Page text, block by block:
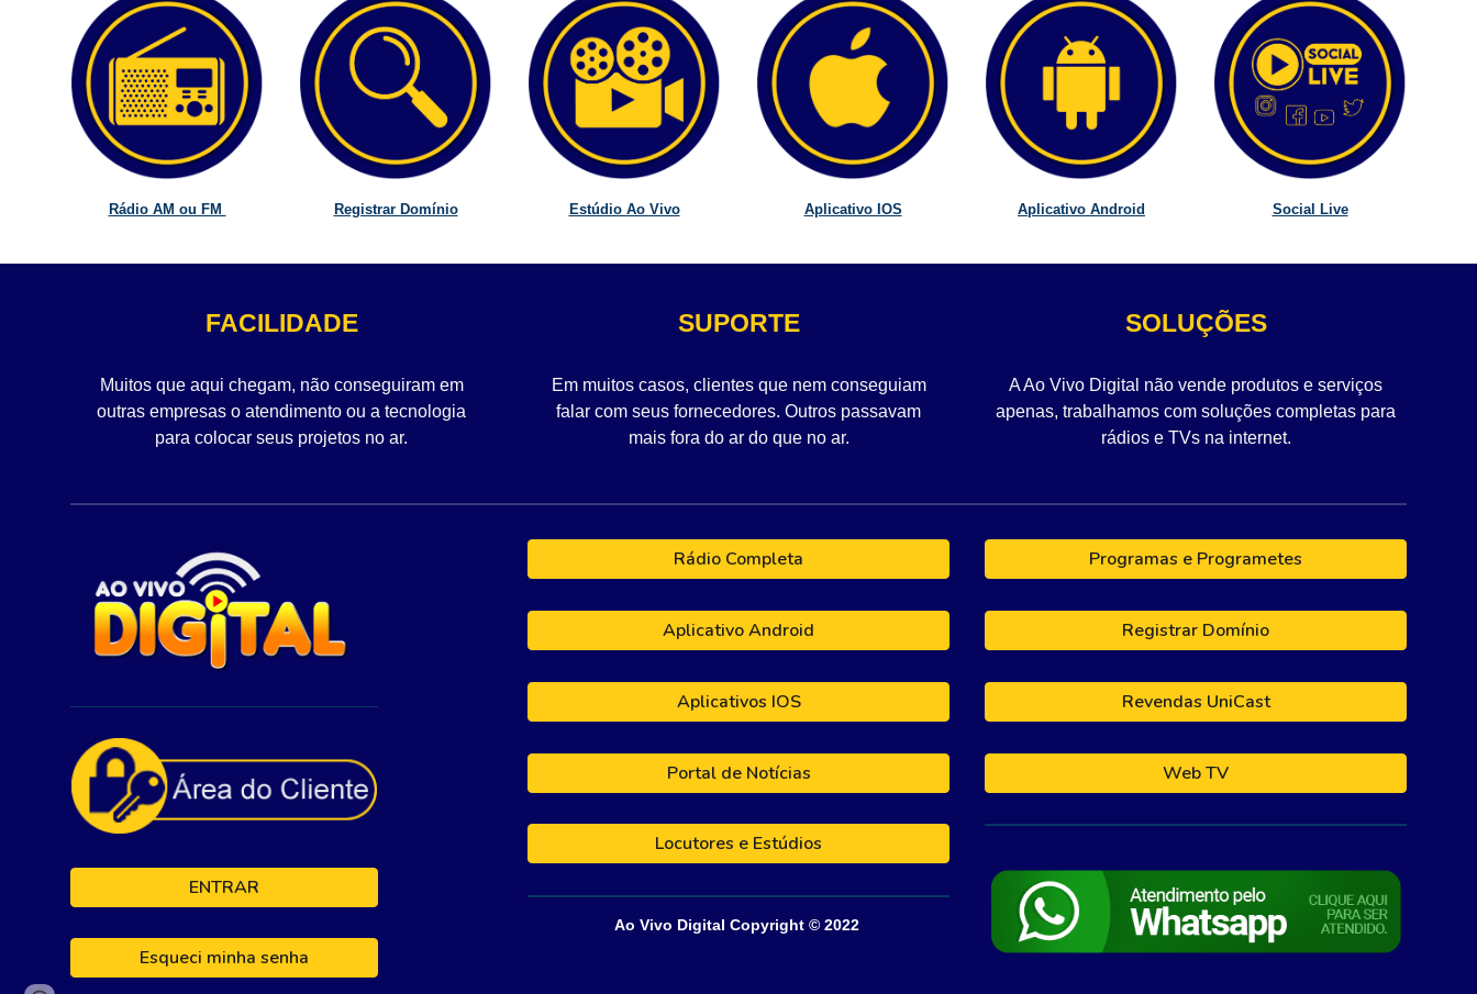
Rádio AM ou FM Registrar Domínio Estúdio Ao Vivo Aplicativo IOS Aplicativo Android Social Live
FACILIDADE
Muitos que aqui chegam, não conseguiram em
outras empresas o atendimento ou a tecnologia
para colocar seus projetos no ar.
SUPORTE
Em muitos casos, clientes que nem conseguiam
falar com seus fornecedores. Outros passavam
mais fora do ar do que no ar.
SOLUÇÕES
A Ao Vivo Digital não vende produtos e serviços
apenas, trabalhamos com soluções completas para
rádios e TVs na internet.
ENTRAR
Esqueci minha senha
Rádio Completa
Aplicativo Android
Aplicativos IOS
Portal de Notícias
Locutores e Estúdios
Ao Vivo Digital Copyright © 2022
Programas e Programetes
Registrar Domínio
Revendas UniCast
Web TV